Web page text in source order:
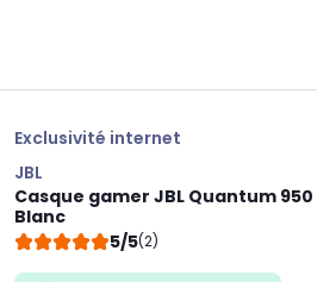
Exclusivité internet
JBL
Casque gamer JBL Quantum 950
Blanc
5/5(2)